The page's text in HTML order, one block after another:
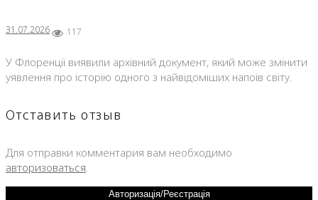
31.07.2026 117
У Флоренції виявили архівний документ, який може змінити
уявлення про історію одного з найвідоміших напоїв світу.
Отставить отзыв
Для отправки комментария вам необходимо
авторизоваться
Авторизація/Реєстрація